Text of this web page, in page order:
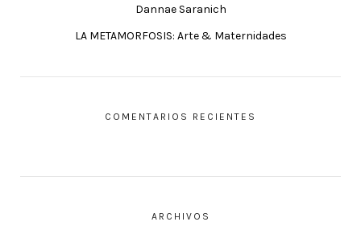
Dannae Saranich
LA METAMORFOSIS: Arte & Maternidades
COMENTARIOS RECIENTES
ARCHIVOS